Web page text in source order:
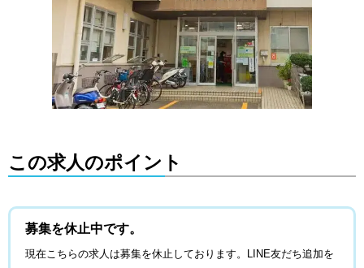
この求人のポイント
募集を休止中です。
現在こちらの求人は募集を休止しております。 LINE友だち追加を